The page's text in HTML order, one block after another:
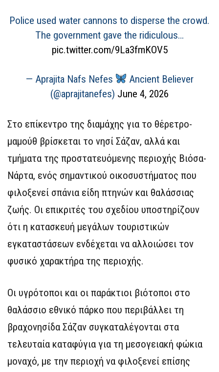
Police used water cannons to disperse the crowd.
The government gave the ridiculous…
pic.twitter.com/9La3fmKOV5
— Aprajita Nafs Nefes
Ancient Believer
(@aprajitanefes) June 4, 2026
Στο επίκεντρο της διαμάχης για το θέρετρο-
μαμούθ βρίσκεται το νησί Σάζαν, αλλά και
τμήματα της προστατευόμενης περιοχής Βιόσα-
Νάρτα, ενός σημαντικού οικοσυστήματος που
φιλοξενεί σπάνια είδη πτηνών και θαλάσσιας
ζωής. Οι επικριτές του σχεδίου υποστηρίζουν
ότι η κατασκευή μεγάλων τουριστικών
εγκαταστάσεων ενδέχεται να αλλοιώσει τον
φυσικό χαρακτήρα της περιοχής.
Οι υγρότοποι και οι παράκτιοι βιότοποι στο
θαλάσσιο εθνικό πάρκο που περιβάλλει τη
βραχονησίδα Σάζαν συγκαταλέγονται στα
τελευταία καταφύγια για τη μεσογειακή φώκια
μοναχό, με την περιοχή να φιλοξενεί επίσης